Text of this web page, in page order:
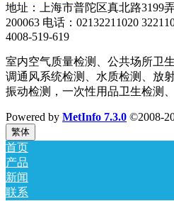
地址：上海市普陀区真北路3199
200063 电话：02132211020
4008-519-619
室内空气质量检测、公共场所卫
调通风系统检测、水质检测、放
振动检测，一次性用品卫生检测
Powered by MetInfo 7.3.0 ©2008-
繁体
首页
产品
新闻
联系